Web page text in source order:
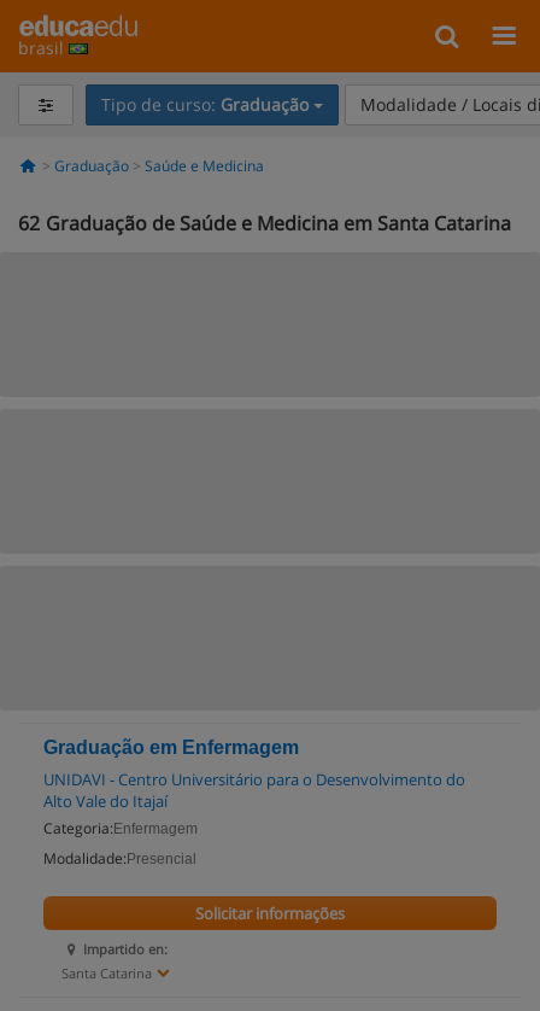
brasil
Tipo de curso: Graduação Modalidade / Locais
Graduação Saúde e Medicina
62 Graduação de Saúde e Medicina em Santa Catarina
Graduação em Enfermagem
UNIDAVI - Centro Universitário para o Desenvolvimento do
Alto Vale do Itajaí
Categoria: Enfermagem
Modalidade: Presencial
Impartido en:
Santa Catarina
Solicitar informações